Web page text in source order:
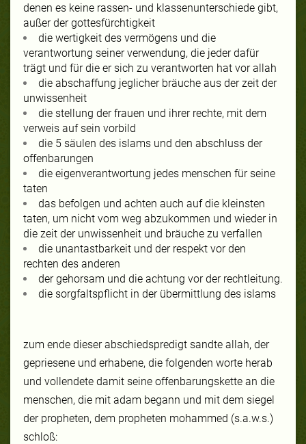
denen es keine rassen- und klassenunterschiede gibt,
außer der gottesfürchtigkeit
die wertigkeit des vermögens und die
verantwortung seiner verwendung, die jeder dafür
trägt und für die er sich zu verantworten hat vor allah
die abschaffung jeglicher bräuche aus der zeit der
unwissenheit
die stellung der frauen und ihrer rechte, mit dem
verweis auf sein vorbild
die 5 säulen des islams und den abschluss der
offenbarungen
die eigenverantwortung jedes menschen für seine
taten
das befolgen und achten auch auf die kleinsten
taten, um nicht vom weg abzukommen und wieder in
die zeit der unwissenheit und bräuche zu verfallen
die unantastbarkeit und der respekt vor den
rechten des anderen
der gehorsam und die achtung vor der rechtleitung.
die sorgfaltspflicht in der übermittlung des islams
zum ende dieser abschiedspredigt sandte allah, der
gepriesene und erhabene, die folgenden worte herab
und vollendete damit seine offenbarungskette an die
menschen, die mit adam begann und mit dem siegel
der propheten, dem propheten mohammed (s.a.w.s.)
schloß: